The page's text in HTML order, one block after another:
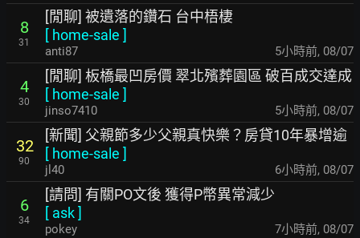
8
31
[閒聊] 被遺落的鑽石 台中梧棲
[ home-sale ]
anti87 5小時前, 08/07
4
30
[閒聊] 板橋最凹房價 翠北殯葬園區 破百成交達成
[ home-sale ]
jinso7410 5小時前, 08/07
32
90
[新聞] 父親節多少父親真快樂？房貸10年暴增逾
[ home-sale ]
jl40 6小時前, 08/07
6
34
[請問] 有關PO文後 獲得P幣異常減少
[ ask]
pokey 7小時前, 08/07